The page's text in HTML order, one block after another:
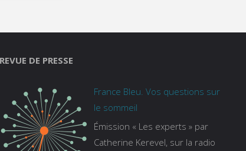
REVUE DE PRESSE
France Bleu. Vos questions sur
le sommeil
Émission « Les experts » par
Catherine Kerevel, sur la radio